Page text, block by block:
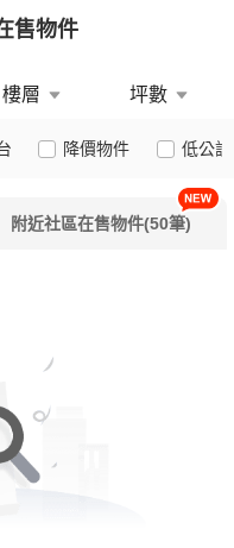
售物件
樓層 坪數
降價物件 低公設
附近社區在售物件(50筆)